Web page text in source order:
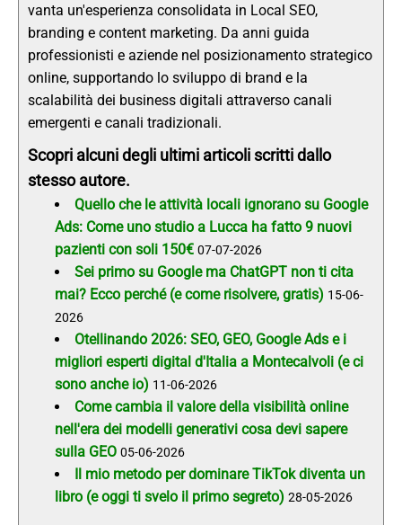
vanta un'esperienza consolidata in Local SEO,
branding e content marketing. Da anni guida
professionisti e aziende nel posizionamento strategico
online, supportando lo sviluppo di brand e la
scalabilità dei business digitali attraverso canali
emergenti e canali tradizionali.
Scopri alcuni degli ultimi articoli scritti dallo
stesso autore.
Quello che le attività locali ignorano su Google
Ads: Come uno studio a Lucca ha fatto 9 nuovi
pazienti con soli 150€ 07-07-2026
Sei primo su Google ma ChatGPT non ti cita
mai? Ecco perché (e come risolvere, gratis) 15-06-
2026
Otellinando 2026: SEO, GEO, Google Ads e i
migliori esperti digital d'Italia a Montecalvoli (e ci
sono anche io) 11-06-2026
Come cambia il valore della visibilità online
nell'era dei modelli generativi cosa devi sapere
sulla GEO 05-06-2026
Il mio metodo per dominare TikTok diventa un
libro (e oggi ti svelo il primo segreto) 28-05-2026